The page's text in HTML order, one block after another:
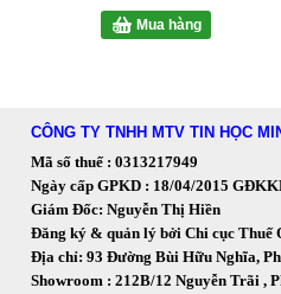
Mua hàng
CÔNG TY TNHH MTV TIN HỌC
Mã số thuế : 0313217949
Ngày cấp GPKD : 18/04/2015
Giám Đốc: Nguyễn Thị Hiền
Đăng ký & quản lý bởi Chi cục Thuế
Địa chỉ: 93 Đường Bùi Hữu Nghĩa,
Showroom : 212B/12 Nguyễn Trãi ,